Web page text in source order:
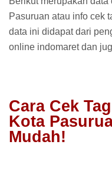
Pasuruan atau info cek
data ini didapat dari
online indomaret dan
Cara Cek
Kota
Mudah!